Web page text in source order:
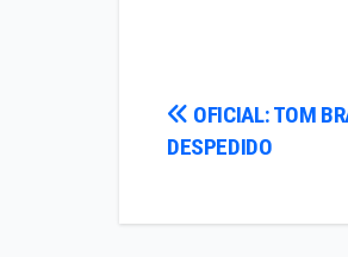
Navegación
entradas
OFICIAL: TOM
DESPEDIDO